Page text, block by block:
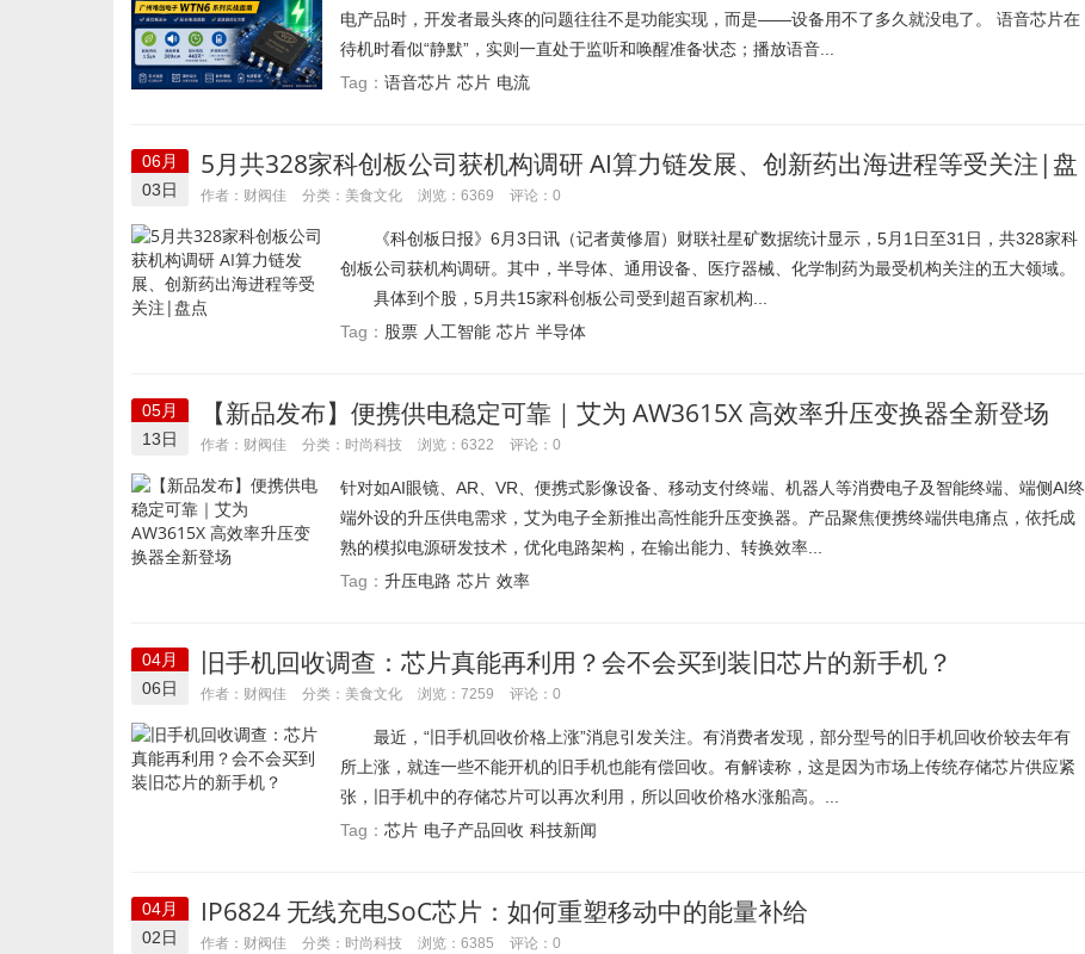
电产品时，开发者最头疼的问题往往不是功能实现，而是——设备用不了多久就没电了。 语音芯片在
待机时看似“静默”，实则一直处于监听和唤醒准备状态；播放语音...
Tag： 语音芯片 芯片 电流
06月
03日
5月共328家科创板公司获机构调研 AI算力链发展、创新药出海进程等受关注|盘
点
作者：财阀佳 分类： 美食文化 浏览：6369 评论：0
《科创板日报》6月3日讯（记者黄修眉）财联社星矿数据统计显示，5月1日至31日，共328家科
创板公司获机构调研。其中，半导体、通用设备、医疗器械、化学制药为最受机构关注的五大领域。
具体到个股，5月共15家科创板公司受到超百家机构...
Tag： 股票 人工智能 芯片 半导体
05月
13日
【新品发布】便携供电稳定可靠｜艾为 AW3615X 高效率升压变换器全新登场
作者：财阀佳 分类： 时尚科技 浏览：6322 评论：0
针对如AI眼镜、AR、VR、便携式影像设备、移动支付终端、机器人等消费电子及智能终端、端侧AI终
端外设的升压供电需求，艾为电子全新推出高性能升压变换器。产品聚焦便携终端供电痛点，依托成
熟的模拟电源研发技术，优化电路架构，在输出能力、转换效率...
Tag： 升压电路 芯片 效率
04月
06日
旧手机回收调查：芯片真能再利用？会不会买到装旧芯片的新手机？
作者：财阀佳 分类： 美食文化 浏览：7259 评论：0
最近，“旧手机回收价格上涨”消息引发关注。有消费者发现，部分型号的旧手机回收价较去年有
所上涨，就连一些不能开机的旧手机也能有偿回收。有解读称，这是因为市场上传统存储芯片供应紧
张，旧手机中的存储芯片可以再次利用，所以回收价格水涨船高。...
Tag： 芯片 电子产品回收 科技新闻
04月
02日
IP6824 无线充电SoC芯片：如何重塑移动中的能量补给
作者：财阀佳 分类： 时尚科技 浏览：6385 评论：0